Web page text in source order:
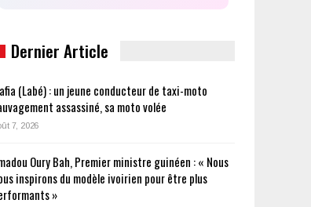
Dernier Article
(Labé) : un jeune conducteur de taxi-moto
assassiné, sa moto volée
7, 2026
Oury Bah, Premier ministre guinéen : « Nous
inspirons du modèle ivoirien pour être plus
»